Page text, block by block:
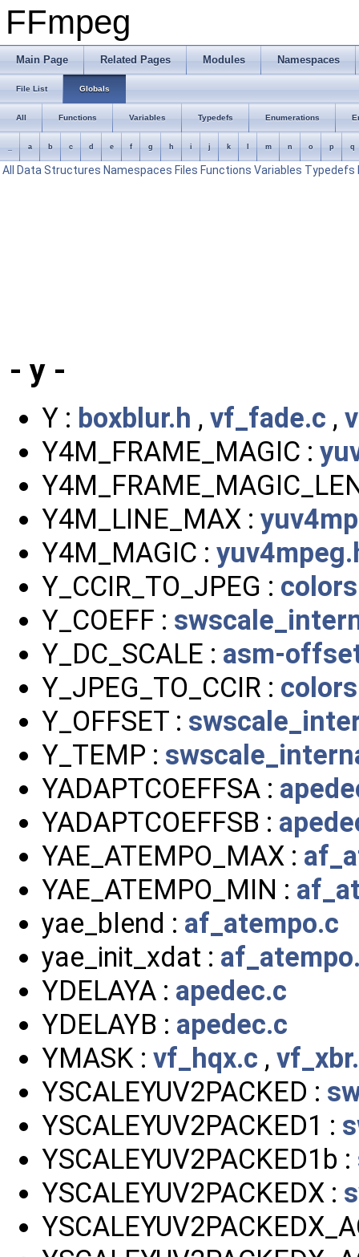
FFmpeg
Main Page Related Pages Modules Namespaces
File List Globals
All Functions Variables Typedefs Enumerations
a b c d e f g h i j k m n o p q
All Data Structures Namespaces Files Functions Variables Typedefs
- y -
Y : boxblur.h , vf_fade.c ,
Y4M_FRAME_MAGIC :
Y4M_LINE_MAX :
Y4M_MAGIC :
Y_CCIR_TO_JPEG :
Y_COEFF :
Y_DC_SCALE : asm-
Y_JPEG_TO_CCIR :
Y_OFFSET :
Y_TEMP :
YADAPTCOEFFSA :
YADAPTCOEFFSB :
YAE_ATEMPO_MAX :
YAE_ATEMPO_MIN :
yae_blend : af_atempo.c
yae_init_xdat :
YDELAYA : apedec.c
YDELAYB : apedec.c
YMASK : vf_hqx.c ,
YSCALEYUV2PACKED :
YSCALEYUV2PACKED1 :
YSCALEYUV2PACKED1b :
YSCALEYUV2PACKEDX :